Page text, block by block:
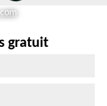
gratuit